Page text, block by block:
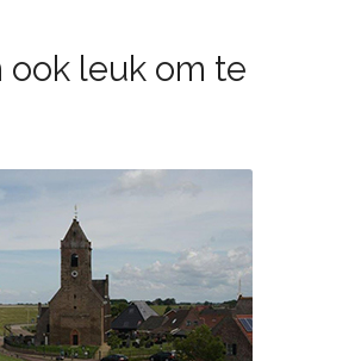
ook leuk om te